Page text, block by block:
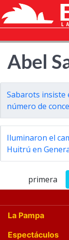
Abel
Sabarots insiste
número de
Iluminaron el
Huitrú en
primera
La Pampa
Espectáculos